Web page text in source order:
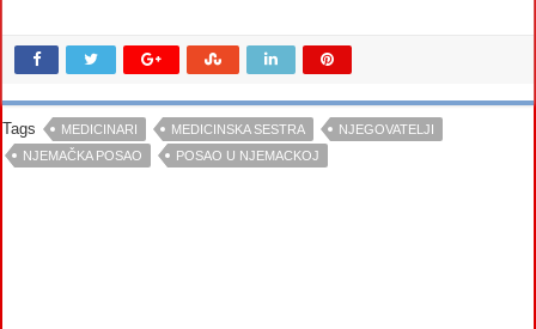
Tags MEDICINARI MEDICINSKA SESTRA
NJEGOVATELJI
NJEMAČKA POSAO
POSAO U NJEMACKOJ